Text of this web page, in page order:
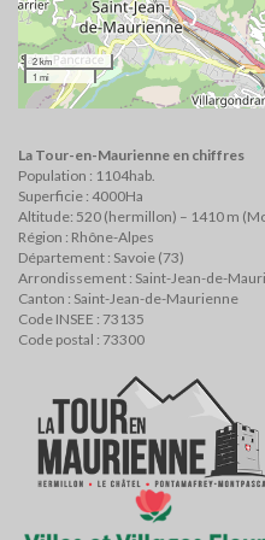
2 km
1 mi
La Tour-en-Maurienne en chiffres
Population : 1104hab.
Superficie : 4000Ha
Altitude: 520 (hermillon) – 1410 m
Région : Rhône-Alpes
Département : Savoie (73)
Arrondissement : Saint-Jean-de-
Canton : Saint-Jean-de-Maurienne
Code INSEE : 73135
Code postal : 73300